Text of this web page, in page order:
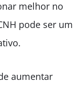
melhor no
pode ser um
aumentar